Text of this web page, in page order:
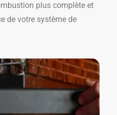
plus complète et
de votre système de